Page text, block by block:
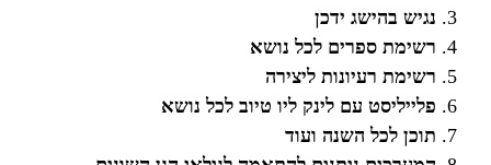
נגיש בהישג ידכן
רשימת ספרים לכל נושא
רשימת רעיונות ליצירה
פלייליסט עם לינק ליו טיוב לכל נושא
תוכן לכל השנה ועוד